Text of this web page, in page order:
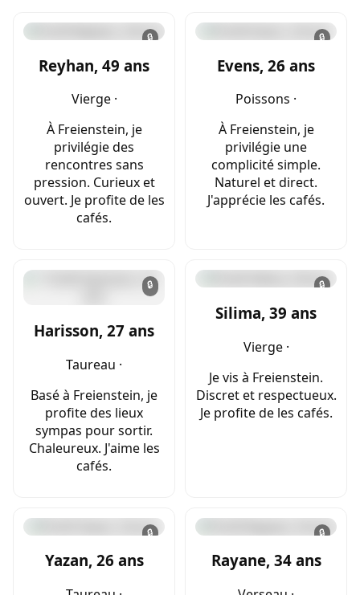
🔒
Reyhan, 49 ans
Vierge ·
À Freienstein, je
privilégie des
rencontres sans
pression. Curieux et
ouvert. Je profite de les
cafés.
🔒
Evens, 26 ans
Poissons ·
À Freienstein, je
privilégie une
complicité simple.
Naturel et direct.
J'apprécie les cafés.
🔒
Harisson, 27 ans
Taureau ·
Basé à Freienstein, je
profite des lieux
sympas pour sortir.
Chaleureux. J'aime les
cafés.
🔒
Silima, 39 ans
Vierge ·
Je vis à Freienstein.
Discret et respectueux.
Je profite de les cafés.
🔒
Yazan, 26 ans
🔒
Rayane, 34 ans